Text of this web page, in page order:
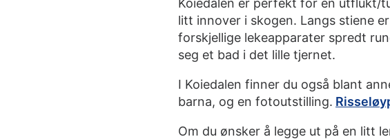
Koiedalen er perfekt for en utflukt/
litt innover i skogen. Langs stiene
forskjellige lekeapparater spredt
seg et bad i det lille tjernet.
I Koiedalen finner du også blant
barna, og en fotoutstilling.
Om du ønsker å legge ut på en litt